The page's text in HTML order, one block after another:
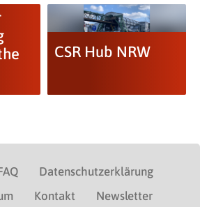
CSR Hub NRW
Datenschutzerklärung
Kontakt Newsletter